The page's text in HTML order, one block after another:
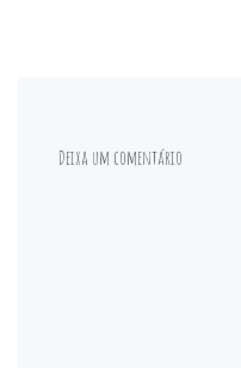
Deixa um comentário